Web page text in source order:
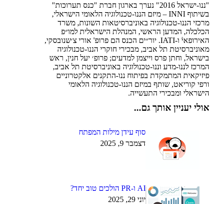
"ננו-ישראל 2016" נערך בארגון חברת "כנס תערוכות"
בשיתוף INNI – מיזם הננו-טכנולוגיה הלאומי הישראלי,
מרכזי הננו-טכנולוגיה באוניברסיטאות השונות, משרד
הכלכלה, המדען הראשי, המנהלת הישראלית למו״פ
האירופאיֿ ו-IATI. יור״ים הכנס הם פרופ' אורי צ׳שנובסקי,
מאוניברסיטת תל אביב, מבכירי חוקרי הננו-טכנולוגיה
בישראל, וחתן פרס וייצמן למדעים; פרופ׳ יעל חנין, ראש
המרכז לננו-מדע וננו-טכנולוגיה באוניברסיטת תל אביב,
פיזיקאית המתמקדת בפיתוח ננו-התקנים אלקטרוניים
ורפי קוריאט, שותף במיזם הננו-טכנולוגיה הלאומי
הישראלי ומבכירי התעשייה.
אולי יעניין אותך גם...
סוף עידן מילות המפתח
דצמבר 9, 2025
AI ו-PR הולכים טוב יחד?
יוני 29, 2025